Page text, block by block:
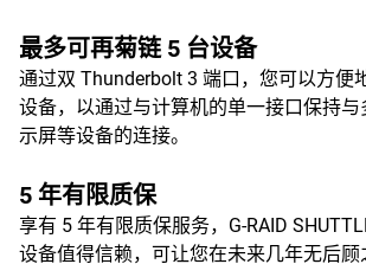
最多可再菊链 5 台设备
通过双 Thunderbolt 3 端口，您可以方便
设备，以通过与计算机的单一接口保持与
示屏等设备的连接。
5 年有限质保
享有 5 年有限质保服务，G-RAID
设备值得信赖，可让您在未来几年无后顾